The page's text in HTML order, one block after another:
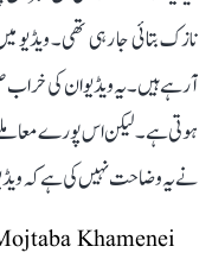
نازک بتائی جا رہی تھی۔ ویڈیو
آرہے ہیں۔ یہ ویڈیو ان کی
ہوتی ہے۔ لیکن اس پورے معاملے
نے یہ وضاحت نہیں کی ہے کہ
Khamenei